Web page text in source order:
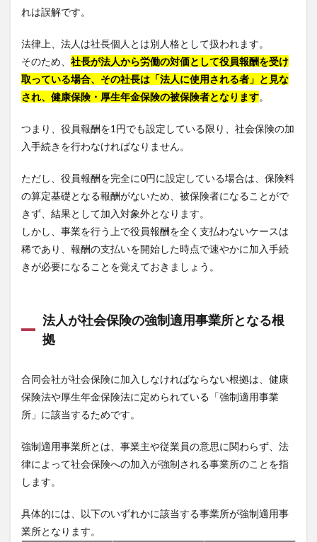
れは誤解です。
法律上、法人は社長個人とは別人格として扱われます。
そのため、 社長が法人から労働の対価として役員報酬を受け
取っている場合、その社長は「法人に使用される者」と見な
され、健康保険・厚生年金保険の被保険者となります。
つまり、役員報酬を1円でも設定している限り、社会保険の加
入手続きを行わなければなりません。
ただし、役員報酬を完全に0円に設定している場合は、保険料
の算定基礎となる報酬がないため、被保険者になることがで
きず、結果として加入対象外となります。
しかし、事業を行う上で役員報酬を全く支払わないケースは
稀であり、報酬の支払いを開始した時点で速やかに加入手続
きが必要になることを覚えておきましょう。
法人が社会保険の強制適用事業所となる根
拠
合同会社が社会保険に加入しなければならない根拠は、健康
保険法や厚生年金保険法に定められている「強制適用事業
所」に該当するためです。
強制適用事業所とは、事業主や従業員の意思に関わらず、法
律によって社会保険への加入が強制される事業所のことを指
します。
具体的には、以下のいずれかに該当する事業所が強制適用事
業所となります。